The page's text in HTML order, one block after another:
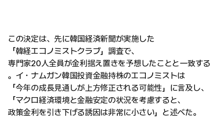
この決定は、先に韓国経済新聞が実施した
「韓経エコノミストクラブ」調査で、
専門家20人全員が金利据え置きを予想したことと一致する
。イ・ナムガン韓国投資金融持株のエコノミストは
「今年の成長見通しが上方修正される可能性」に言及し、
「マクロ経済環境と金融安定の状況を考慮すると、
政策金利を引き下げる誘因は非常に小さい」と述べた。